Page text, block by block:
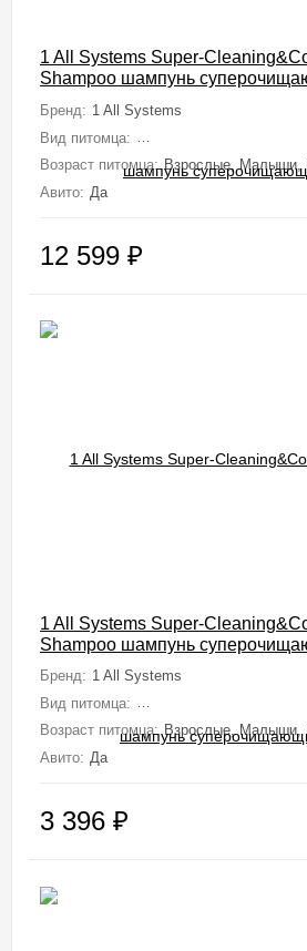
1 All Systems Super-
Shampoo шампунь
Бренд: 1 All Systems
Вид питомца: Собаки (Мелкие,
Возраст питомца: Взрослые, Малыши,
Авито: Да
12 599 ₽
1 All Systems Super-
Shampoo шампунь
Бренд: 1 All Systems
Вид питомца: Собаки (Мелкие,
Возраст питомца: Взрослые, Малыши,
Авито: Да
3 396 ₽